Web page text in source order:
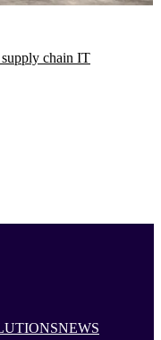
supply chain IT
NEWS